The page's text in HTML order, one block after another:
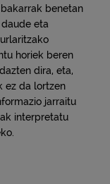
benetan
eta
horiek beren
dira, eta,
ez da lortzen
jarraitu
interpretatu